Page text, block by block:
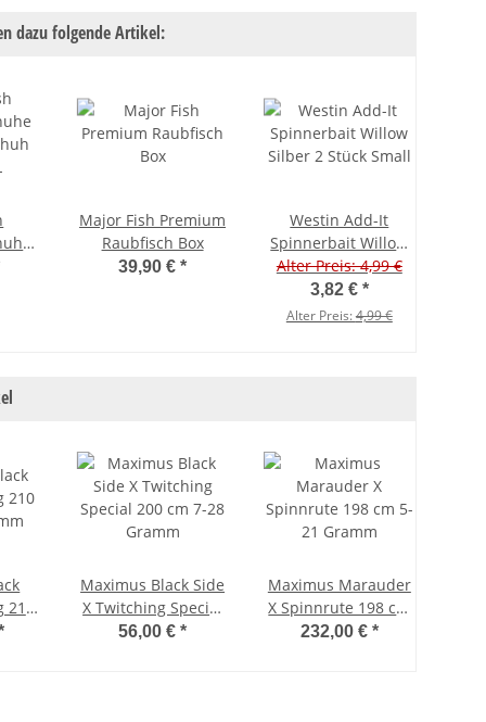
dazu folgende Artikel:
Major Fish Premium
Raubfisch Box
39,90 €*
Westin Add-It
Spinnerbait Willow
Silber 2 Stück Small
Alter Preis: 4,99 €
3,82 € *
Alter Preis:4,99 €
210
Maximus Black Side
X Twitching Special
200 cm 7-28 Gramm
56,00 €*
Maximus Marauder
X Spinnrute 198 cm
5-21 Gramm
232,00 € *